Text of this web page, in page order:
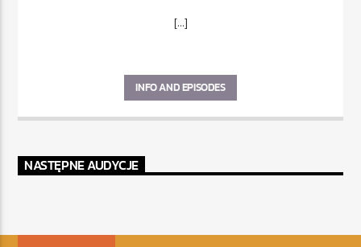
[...]
INFO AND EPISODES
NASTĘPNE AUDYCJE